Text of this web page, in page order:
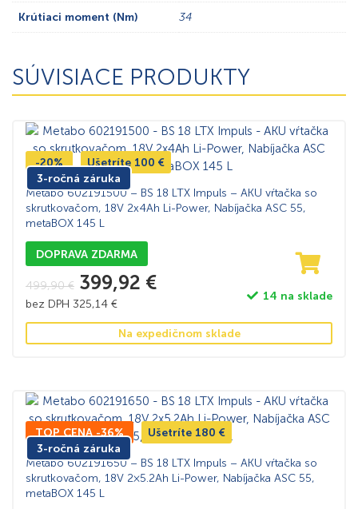
Krútiaci moment (Nm) 34
SÚVISIACE PRODUKTY
3-ročná záruka
-20% Ušetríte 100 €
Metabo 602191500 – BS 18 LTX Impuls – AKU vŕtačka so
skrutkovačom, 18V 2x4Ah Li-Power, Nabíjačka ASC 55,
metaBOX 145 L
DOPRAVA ZDARMA
499,90€ 399,92 €
bez DPH 325,14 €
14 na sklade
Na expedičnom sklade
3-ročná záruka
TOP CENA -36% Ušetríte 180 €
Metabo 602191650 – BS 18 LTX Impuls – AKU vŕtačka so
skrutkovačom, 18V 2×5.2Ah Li-Power, Nabíjačka ASC 55,
metaBOX 145 L